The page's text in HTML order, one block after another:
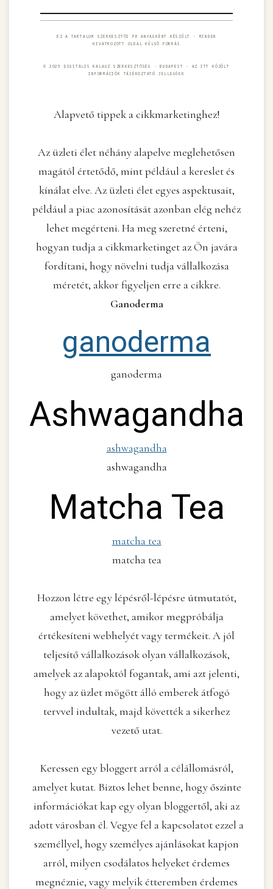
EZ A TARTALOM SZERKESZTŐI PR ANYAGKÉNT KÉSZÜLT · MINDEN
HIVATKOZOTT OLDAL KÜLSŐ FORRÁS
© 2025 DIGITÁLIS KALAUZ SZERKESZTŐSÉG · BUDAPEST · AZ ITT KÖZÖLT
INFORMÁCIÓK TÁJÉKOZTATÓ JELLEGŰEK
Alapvető tippek a cikkmarketinghez!
Az üzleti élet néhány alapelve meglehetősen
magától értetődő, mint például a kereslet és
kínálat elve. Az üzleti élet egyes aspektusait,
például a piac azonosítását azonban elég nehéz
lehet megérteni. Ha meg szeretné érteni,
hogyan tudja a cikkmarketinget az Ön javára
fordítani, hogy növelni tudja vállalkozása
méretét, akkor figyeljen erre a cikkre.
Ganoderma
ganoderma
ganoderma
Ashwagandha
ashwagandha
ashwagandha
Matcha Tea
matcha tea
matcha tea
Hozzon létre egy lépésről-lépésre útmutatót,
amelyet követhet, amikor megpróbálja
értékesíteni webhelyét vagy termékeit. A jól
teljesítő vállalkozások olyan vállalkozások,
amelyek az alapoktól fogantak, ami azt jelenti,
hogy az üzlet mögött álló emberek átfogó
tervvel indultak, majd követték a sikerhez
vezető utat.
Keressen egy bloggert arról a célállomásról,
amelyet kutat. Biztos lehet benne, hogy őszinte
információkat kap egy olyan bloggertől, aki az
adott városban él. Vegye fel a kapcsolatot ezzel a
személlyel, hogy személyes ajánlásokat kapjon
arról, milyen csodálatos helyeket érdemes
megnéznie, vagy melyik étteremben érdemes